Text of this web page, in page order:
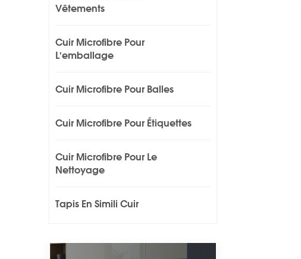
Vêtements
Cuir Microfibre Pour
L'emballage
Cuir Microfibre Pour Balles
Cuir Microfibre Pour Étiquettes
Cuir Microfibre Pour Le
Nettoyage
Tapis En Simili Cuir